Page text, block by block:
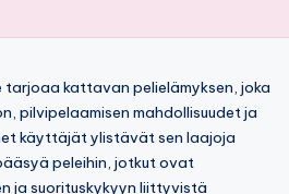
tarjoaa kattavan pelielämyksen, joka
pilvipelaamisen mahdollisuudet ja
käyttäjät ylistävät sen laajoja
peleihin, jotkut ovat
ja suorituskykyyn liittyvistä